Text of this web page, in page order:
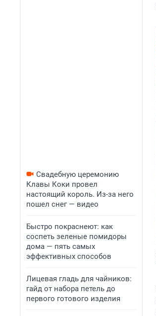
Свадебную церемонию
Клавы Коки провел
настоящий король. Из-за него
пошел снег — видео
Быстро покраснеют: как
соспеть зеленые помидоры
дома — пять самых
эффективных способов
Лицевая гладь для чайников:
гайд от набора петель до
первого готового изделия